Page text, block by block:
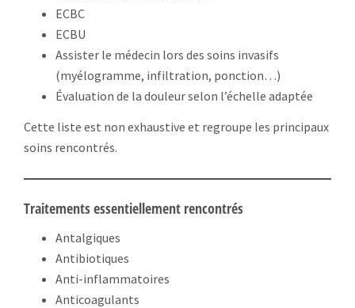
ECBC
ECBU
Assister le médecin lors des soins invasifs
(myélogramme, infiltration, ponction…)
Évaluation de la douleur selon l’échelle adaptée
Cette liste est non exhaustive et regroupe les principaux
soins rencontrés.
Traitements essentiellement rencontrés
Antalgiques
Antibiotiques
Anti-inflammatoires
Anticoagulants